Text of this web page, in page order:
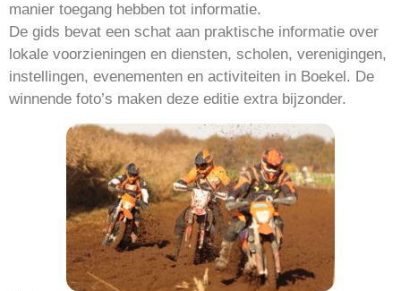
manier toegang hebben tot informatie.
De gids bevat een schat aan praktische informatie over
lokale voorzieningen en diensten, scholen, verenigingen,
instellingen, evenementen en activiteiten in Boekel. De
winnende foto’s maken deze editie extra bijzonder.